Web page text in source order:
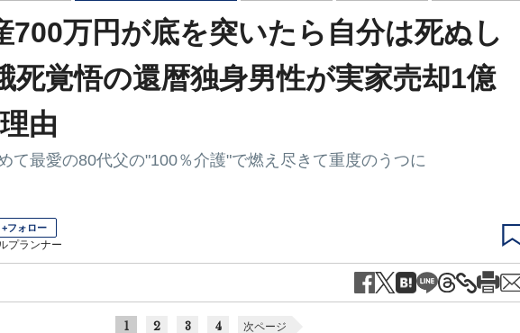
700万円が底を突いたら自分は死ぬし
死覚悟の還暦独身男性が実家売却1億
由
て最愛の80代父の"100％介護"で燃え尽きて重度のうつに
+フォロー
プランナー
1 2 3 4 次ページ